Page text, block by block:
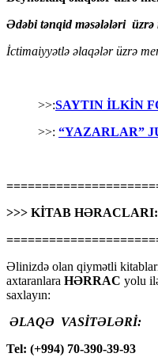
Ədəbi tənqid məsələləri üzrə
İctimaiyyətlə əlaqələr üzrə
>>:SAYTIN İLKİN
>>: “YAZARLAR”
>>> KİTAB HƏRACLARI:
Əlinizdə olan qiymətli
axtaranlara HƏRRAC yolu
saxlayın:
ƏLAQƏ VASİTƏLƏRİ:
Tel: (+994) 70-390-39-93